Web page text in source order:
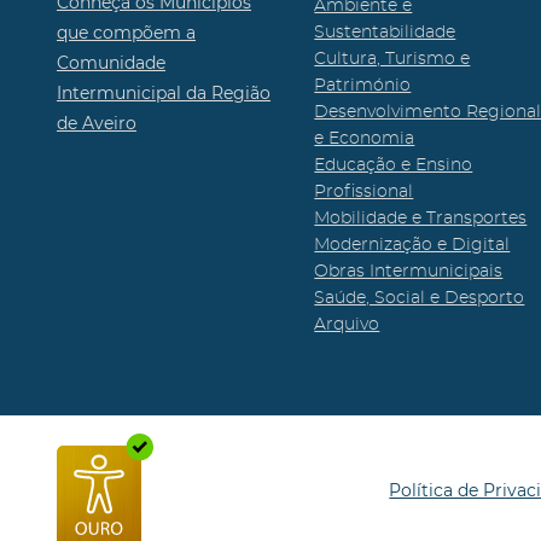
que compõem a
Comunidade
Intermunicipal da Região
de Aveiro
Ambiente e
Sustentabilidade
Cultura, Turismo e
Património
Desenvolvimento Regional
e Economia
Educação e Ensino
Profissional
Mobilidade e Transportes
Modernização e Digital
Obras Intermunicipais
Saúde, Social e Desporto
Arquivo
Política de